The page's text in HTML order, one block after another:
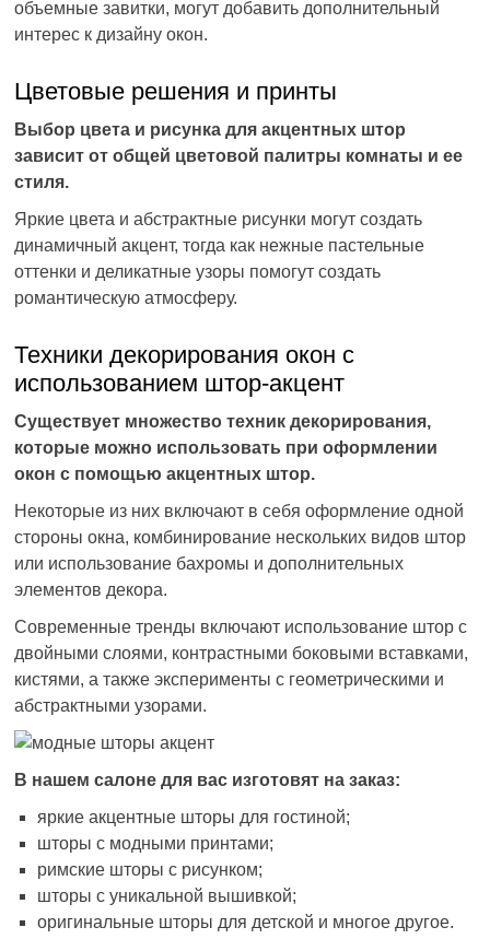
объемные завитки, могут добавить дополнительный
интерес к дизайну окон.
Цветовые решения и принты
Выбор цвета и рисунка для акцентных штор
зависит от общей цветовой палитры комнаты и ее
стиля.
Яркие цвета и абстрактные рисунки могут создать
динамичный акцент, тогда как нежные пастельные
оттенки и деликатные узоры помогут создать
романтическую атмосферу.
Техники декорирования окон с
использованием штор-акцент
Существует множество техник декорирования,
которые можно использовать при оформлении
окон с помощью акцентных штор.
Некоторые из них включают в себя оформление одной
стороны окна, комбинирование нескольких видов штор
или использование бахромы и дополнительных
элементов декора.
Современные тренды включают использование штор с
двойными слоями, контрастными боковыми вставками,
кистями, а также эксперименты с геометрическими и
абстрактными узорами.
В нашем салоне для вас изготовят на заказ:
яркие акцентные шторы для гостиной;
шторы с модными принтами;
римские шторы с рисунком;
шторы с уникальной вышивкой;
оригинальные шторы для детской и многое другое.